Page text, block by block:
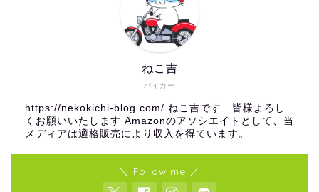
バイカー
ねこ吉
https://nekokichi-blog.com/ ねこ吉です 皆様よろし
くお願いいたします Amazonのアソシエイトとして、当
メディアは適格販売により収入を得ています。
＼ Follow me ／